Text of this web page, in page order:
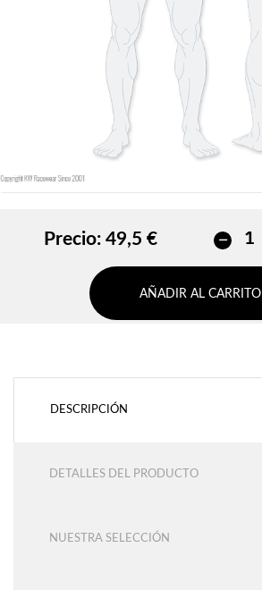
AÑADIR
AÑADIR
Precio: 49,5 €
AÑADIR AL CARRITO
DESCRIPCIÓN
DETALLES DEL PRODUCTO
NUESTRA SELECCIÓN